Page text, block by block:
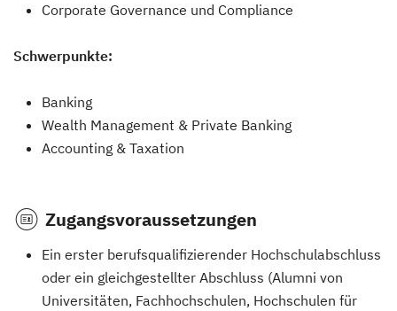
Corporate Governance und Compliance
Schwerpunkte:
Banking
Wealth Management & Private Banking
Accounting & Taxation
Zugangsvoraussetzungen
Ein erster berufsqualifizierender Hochschulabschluss
oder ein gleichgestellter Abschluss (Alumni von
Universitäten, Fachhochschulen, Hochschulen für